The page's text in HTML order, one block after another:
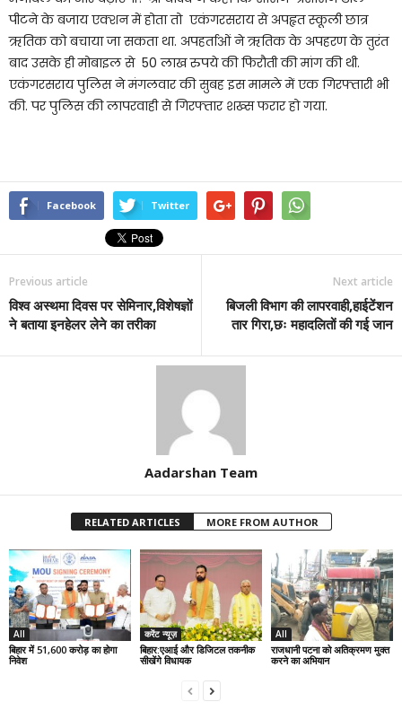
पीटने के बजाय एक्शन में होता तो एकंगरसराय से अपहृत स्कूली छात्र
ऋतिक को बचाया जा सकता था. अपहर्ताओं ने ऋतिक के अपहरण के तुरंत
बाद उसके ही मोबाइल से 50 लाख रुपये की फिरौती की मांग की थी.
एकंगरसराय पुलिस ने मंगलवार की सुबह इस मामले में एक गिरफ्तारी भी
की. पर पुलिस की लापरवाही से गिरफ्तार शख्स फरार हो गया.
Facebook Twitter
Previous article
विश्व अस्थमा दिवस पर सेमिनार,विशेषज्ञों
ने बताया इनहेलर लेने का तरीका
Next article
बिजली विभाग की लापरवाही,हाईटेंशन
तार गिरा,छः महादलितों की गई जान
Aadarshan Team
RELATED ARTICLES MORE FROM AUTHOR
All
बिहार में 51,600 करोड़ का होगा
निवेश
करेंट न्यूज़
बिहार:एआई और डिजिटल तकनीक
सीखेंगे विधायक
All
राजधानी पटना को अतिक्रमण मुक्त
करने का अभियान